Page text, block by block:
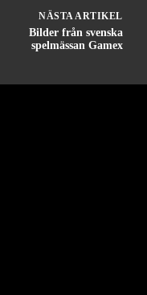
NÄSTA ARTIKEL
Bilder från svenska
spelmässan Gamex